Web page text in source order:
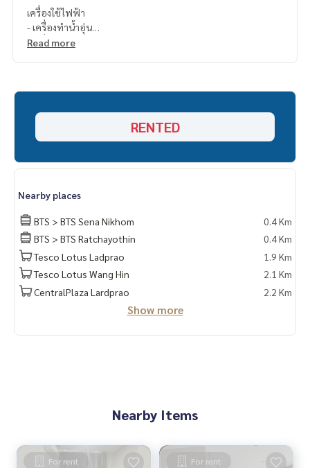
เครื่องใช้ไฟฟ้า
- เครื่องทำน้ำอุ่น
- เครื่องปรับอากาศ 3 ตัว
Read more
RENTED
Nearby places
BTS > BTS Sena Nikhom
0.4 Km
BTS > BTS Ratchayothin
0.4 Km
Tesco Lotus Ladprao
1.9 Km
Tesco Lotus Wang Hin
2.1 Km
CentralPlaza Lardprao
2.2 Km
Show more
Nearby Items
For rent For rent